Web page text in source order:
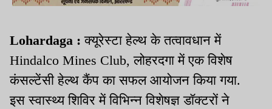
Lohardaga :क्यूरेस्टा हेल्थ के तत्वावधान में
Hindalco Mines Club, लोहरदगा में एक विशेष
कंसल्टेंसी हेल्थ कैंप का सफल आयोजन किया गया.
इस स्वास्थ्य शिविर में विभिन्न विशेषज्ञ डॉक्टरों ने